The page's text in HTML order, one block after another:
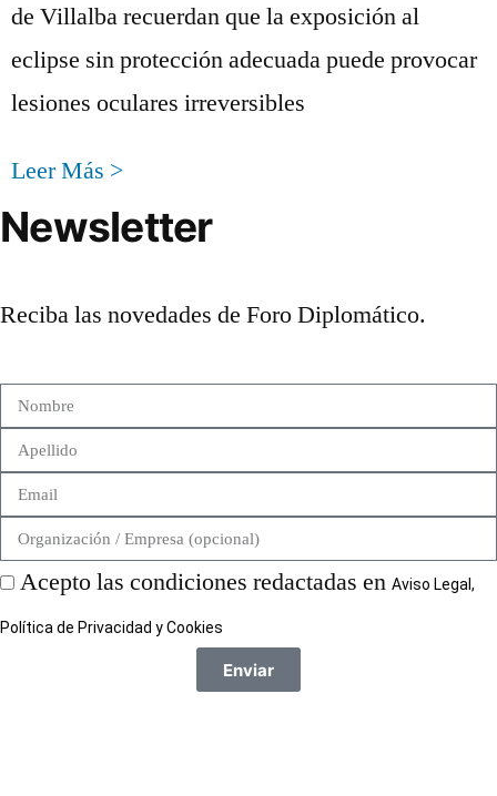
de Villalba recuerdan que la exposición al
eclipse sin protección adecuada puede provocar
lesiones oculares irreversibles
Leer Más >
Newsletter
Reciba las novedades de Foro Diplomático.
Acepto las condiciones redactadas en Aviso Legal,
Política de Privacidad y Cookies
Enviar